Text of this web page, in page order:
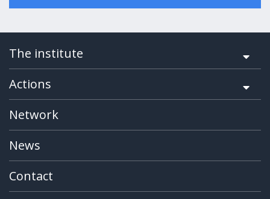
The institute
Actions
Network
News
Contact